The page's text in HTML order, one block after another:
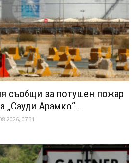
съобщи за потушен пожар
„Сауди Арамко“...
07:31